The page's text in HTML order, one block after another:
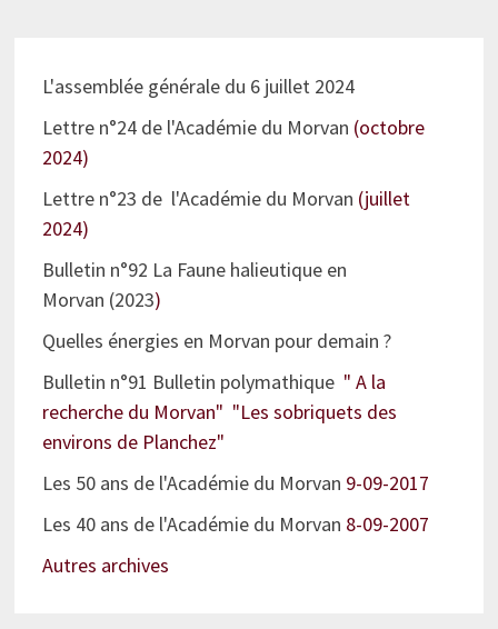
L'assemblée générale du 6 juillet 2024
Lettre n°24 de l'Académie du Morvan (octobre
2024)
Lettre n°23 de l'Académie du Morvan (juillet
2024)
Bulletin n°92 La Faune halieutique en
Morvan (2023)
Quelles énergies en Morvan pour demain ?
Bulletin n°91 Bulletin polymathique" A la
recherche du Morvan" "Les sobriquets des
environs de Planchez"
Les 50 ans de l'Académie du Morvan 9-09-2017
Les 40 ans de l'Académie du Morvan 8-09-2007
Autres archives